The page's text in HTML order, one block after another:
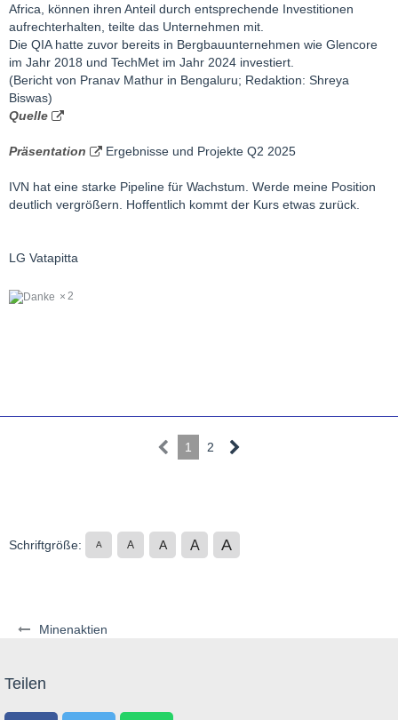
Minenaktien
Africa, können ihren Anteil durch entsprechende Investitionen
aufrechterhalten, teilte das Unternehmen mit.
Die QIA hatte zuvor bereits in Bergbauunternehmen wie Glencore
im Jahr 2018 und TechMet im Jahr 2024 investiert.
(Bericht von Pranav Mathur in Bengaluru; Redaktion: Shreya
Biswas)
Quelle
Präsentation Ergebnisse und Projekte Q2 2025
IVN hat eine starke Pipeline für Wachstum. Werde meine Position
deutlich vergrößern. Hoffentlich kommt der Kurs etwas zurück.
LG Vatapitta
2
1 2
Schriftgröße: A A A A A
Teilen